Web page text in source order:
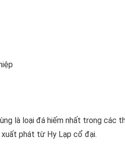
là loại đá hiếm nhất trong các
phát từ Hy Lạp cổ đại.